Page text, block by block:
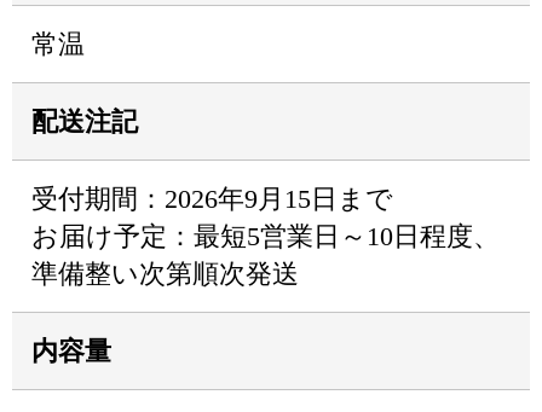
常温
配送注記
受付期間：2026年9月15日まで
お届け予定：最短5営業日～10日程度、
準備整い次第順次発送
内容量